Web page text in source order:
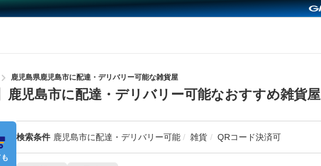
鹿児島県鹿児島市に配達・デリバリー可能な雑貨屋
鹿児島市に配達・デリバリー可能なおすすめ雑貨屋
検索条件 鹿児島市に配達・デリバリー可能 雑貨 QRコード決済可